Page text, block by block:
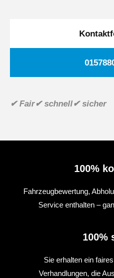
✔ Fair✔ schnell✔ sicher
100%
Fahrzeugbewertung,
Service enthalten –
100%
Sie erhalten ein
Verhandlungen, die